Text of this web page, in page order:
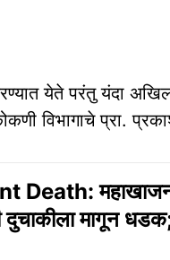
येते परंतु यंदा
विभागाचे प्रा.
Death:
मागून धडक;